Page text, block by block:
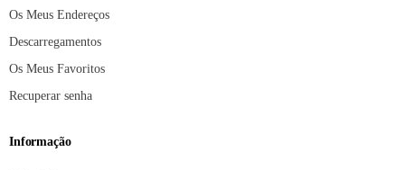
Os Meus Endereços
Descarregamentos
Os Meus Favoritos
Recuperar senha
Informação